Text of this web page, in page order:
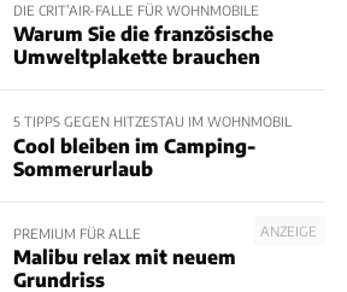
DIE CRIT’AIR-FALLE FÜR WOHNMOBILE
Warum Sie die französische
Umweltplakette brauchen
5 TIPPS GEGEN HITZESTAU IM WOHNMOBIL
Cool bleiben im Camping-
Sommerurlaub
ANZEIGE
PREMIUM FÜR ALLE
Malibu relax mit neuem
Grundriss